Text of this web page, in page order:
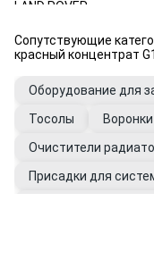
LAND ROVER
STC50529
Сопутствующие
красный концентрат
Оборудование для
Тосолы
Очистители
Присадки для